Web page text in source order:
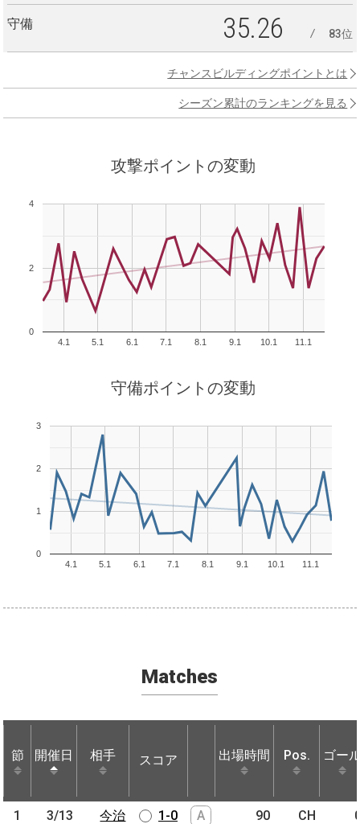
守備 35.26 83位
チャンスビルディングポイントとは
シーズン累計のランキングを見る
攻撃ポイントの変動
4.1 5.1 6.1 7.1 8.1 9.1 10.1 11.1
0
2
4
守備ポイントの変動
4.1 5.1 6.1 7.1 8.1 9.1 10.1 11.1
0
1
2
3
Matches
節 開催日 相手 スコア 出場時間 Pos. ゴー
節 開催日 相手 スコア 出場時間 Pos. ゴー
1 3/13 今治 1-0 A 90 CH
節 開催日 相手
1 3/13
今治